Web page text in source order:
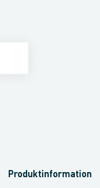
Produktinformation